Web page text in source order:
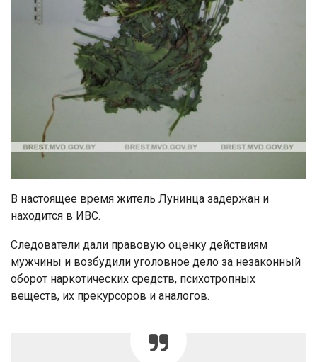
В настоящее время житель Лунинца задержан и
находится в ИВС.
Следователи дали правовую оценку действиям
мужчины и возбудили уголовное дело за незаконный
оборот наркотических средств, психотропных
веществ, их прекурсоров и аналогов.